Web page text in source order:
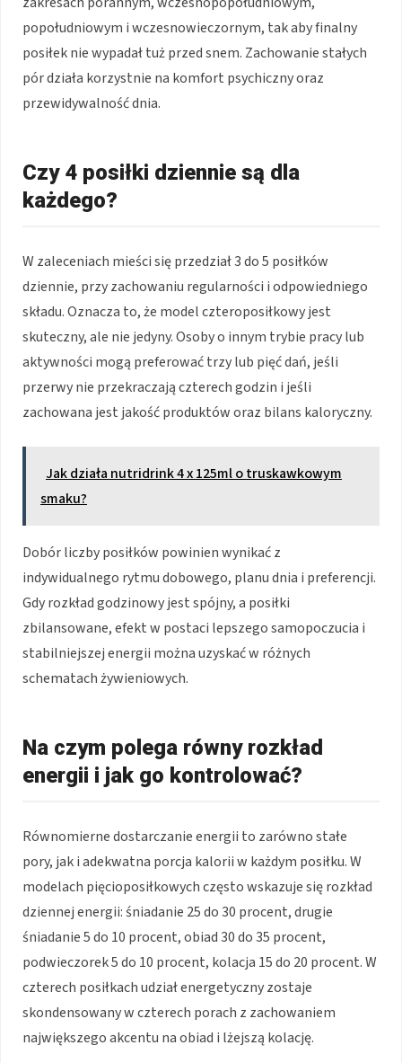
popołudniowym i wczesnowieczornym, tak aby finalny
posiłek nie wypadał tuż przed snem. Zachowanie stałych
pór działa korzystnie na komfort psychiczny oraz
przewidywalność dnia.
Czy 4 posiłki dziennie są dla
każdego?
W zaleceniach mieści się przedział 3 do 5 posiłków
dziennie, przy zachowaniu regularności i odpowiedniego
składu. Oznacza to, że model czteroposiłkowy jest
skuteczny, ale nie jedyny. Osoby o innym trybie pracy lub
aktywności mogą preferować trzy lub pięć dań, jeśli
przerwy nie przekraczają czterech godzin i jeśli
zachowana jest jakość produktów oraz bilans kaloryczny.
Jak działa nutridrink 4 x 125ml o truskawkowym
smaku?
Dobór liczby posiłków powinien wynikać z
indywidualnego rytmu dobowego, planu dnia i preferencji.
Gdy rozkład godzinowy jest spójny, a posiłki
zbilansowane, efekt w postaci lepszego samopoczucia i
stabilniejszej energii można uzyskać w różnych
schematach żywieniowych.
Na czym polega równy rozkład
energii i jak go kontrolować?
Równomierne dostarczanie energii to zarówno stałe
pory, jak i adekwatna porcja kalorii w każdym posiłku. W
modelach pięcioposiłkowych często wskazuje się rozkład
dziennej energii: śniadanie 25 do 30 procent, drugie
śniadanie 5 do 10 procent, obiad 30 do 35 procent,
podwieczorek 5 do 10 procent, kolacja 15 do 20 procent. W
czterech posiłkach udział energetyczny zostaje
skondensowany w czterech porach z zachowaniem
największego akcentu na obiad i lżejszą kolację.